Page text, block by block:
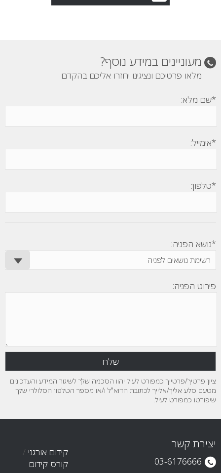
מעוניינים במידע נוסף?
מלאו פרטיכם ונציגינו יחזרו אליכם בהקדם
*שם מלא:
*אימייל:
*טלפון:
*נושא הפניה:
פירוט הפניה:
ציון פרטיך/פרטייך כמפורט לעיל יהוו הסכמה שלך לשיגור המידע והעדכונים
מטעם סלע אליך/אלייך לכתובת הדוא"ל ו/או מספר הטלפון הסלולרי שלך
שיפורטו כמפורט לעיל.
יצירת קשר
03-6176666
קידום אורגני /
קורס קידום